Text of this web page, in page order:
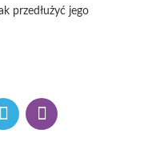
przedłużyć jego